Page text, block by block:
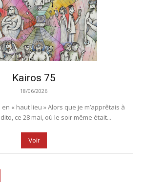
Kairos 75
18/06/2026
« haut lieu » Alors que je m’apprêtais à
ce 28 mai, où le soir même était...
Voir